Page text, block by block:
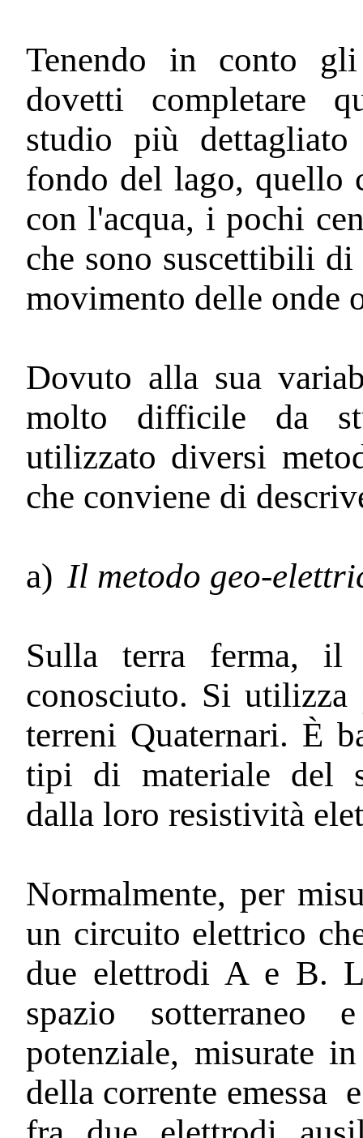
Tenendo in conto
dovetti completare
studio più
fondo del lago, quello
con l'acqua, i pochi
che sono suscettibili
movimento delle onde
Dovuto alla sua
molto difficile da
utilizzato diversi
che conviene di
a) Il metodo geo-
Sulla terra ferma, il
conosciuto. Si utilizza
terreni Quaternari. È
tipi di materiale del
dalla loro resistività
Normalmente, per
un circuito elettrico
due elettrodi A e B.
spazio
potenziale, misurate
della corrente emessa